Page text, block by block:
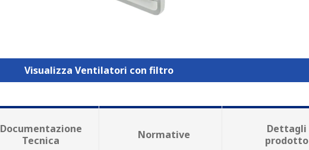
Visualizza Ventilatori con filtro
Documentazione
Tecnica
Normative
Dettagli
prodotto